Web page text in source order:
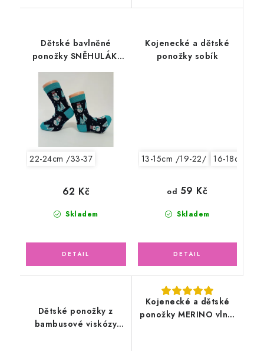
Dětské bavlněné
ponožky SNĚHULÁK,
tmavě modré
22-24cm /33-37
Skladem
62 Kč
Kojenecké a dětské
ponožky sobík
13-15cm /19-22/ 16-18cm /
Skladem
od 59 Kč
Dětské ponožky z
bambusové viskózy
Kojenecké a dětské
ponožky MERINO vlna,